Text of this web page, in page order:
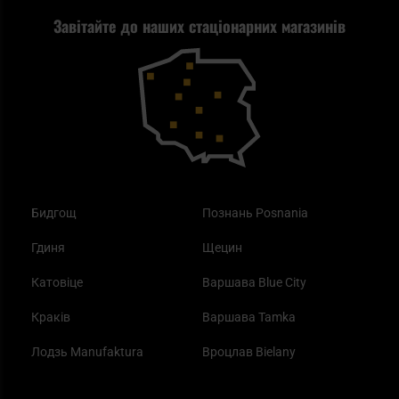
Завітайте до наших стаціонарних магазинів
Бидгощ
Гдиня
Катовіце
Краків
Лодзь Manufaktura
Познань Posnania
Щецин
Варшава Blue City
Варшава Tamka
Вроцлав Bielany
Повернення товару
Blackout - що це таке?
Як працює маска від смогу?
Найкращі спальні мішки на осінь
Самозахист